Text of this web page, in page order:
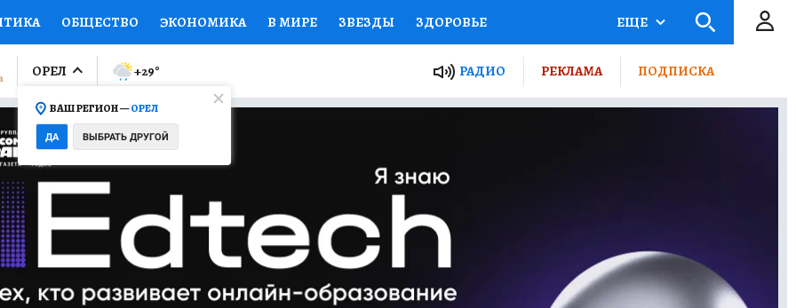
ОБЩЕСТВО ЭКОНОМИКА В МИРЕ ЗВЕЗДЫ ЗДОРОВЬЕ
ПРОИСШЕСТВИЯ НАЦИОНАЛЬНЫЕ ПРОЕКТЫ РОССИИ
ОТКРЫВАЕМ МИР СЕМЬЯ ЖЕНСКИЕ СЕКРЕТЫ ПУТЕВОДИТЕЛЬ
ПРОМОКОДЫ СЕРИАЛЫ
КОЛЛЕКЦИИ КОНКУРСЫ ГИД ПОТРЕБИТЕЛЯ
САЙТЕ
ЕЩЕ
ОРЕЛ
ВАШ РЕГИОН —ОРЕЛ
ДА ВЫБРАТЬ ДРУГОЙ
+29° РАДИО РЕКЛАМА ПОДПИСКА